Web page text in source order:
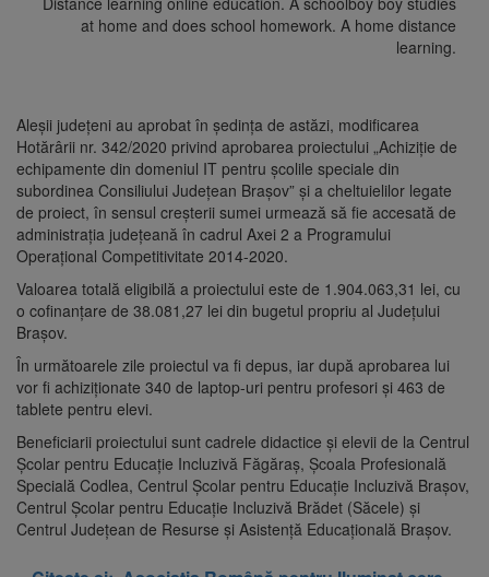
at home and does school homework. A home distance
learning.
Aleşii judeţeni au aprobat în ședința de astăzi, modificarea
Hotărârii nr. 342/2020 privind aprobarea proiectului „Achiziție de
echipamente din domeniul IT pentru școlile speciale din
subordinea Consiliului Județean Brașov” și a cheltuielilor legate
de proiect, în sensul creşterii sumei urmează să fie accesată de
administraţia judeţeană în cadrul Axei 2 a Programului
Operaţional Competitivitate 2014-2020.
Valoarea totală eligibilă a proiectului este de 1.904.063,31 lei, cu
o cofinanţare de 38.081,27 lei din bugetul propriu al Judeţului
Braşov.
În următoarele zile proiectul va fi depus, iar după aprobarea lui
vor fi achiziţionate 340 de laptop-uri pentru profesori şi 463 de
tablete pentru elevi.
Beneficiarii proiectului sunt cadrele didactice şi elevii de la Centrul
Şcolar pentru Educaţie Incluzivă Făgăraş, Şcoala Profesională
Specială Codlea, Centrul Şcolar pentru Educaţie Incluzivă Braşov,
Centrul Şcolar pentru Educaţie Incluzivă Brădet (Săcele) şi
Centrul Judeţean de Resurse şi Asistenţă Educaţională Braşov.